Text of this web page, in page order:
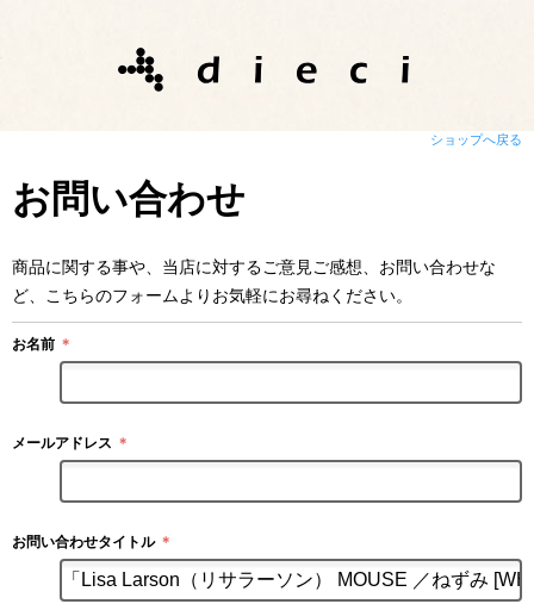
ショップへ戻る
お問い合わせ
商品に関する事や、当店に対するご意見ご感想、お問い合わせな
ど、こちらのフォームよりお気軽にお尋ねください。
お名前 ＊
メールアドレス ＊
お問い合わせタイトル ＊